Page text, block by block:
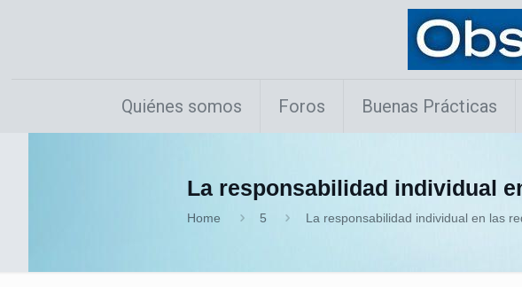
Quiénes somos Foros Buenas Prácticas
La responsabilidad individual
Home 5 La responsabilidad individual en las